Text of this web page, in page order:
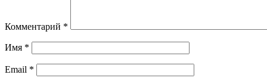
Комментарий *
Имя *
Email *